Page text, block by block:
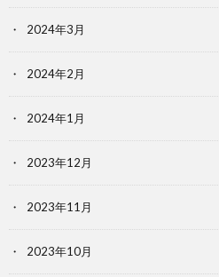
2024年3月
2024年2月
2024年1月
2023年12月
2023年11月
2023年10月